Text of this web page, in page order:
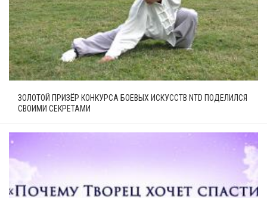
ЗОЛОТОЙ ПРИЗЁР КОНКУРСА БОЕВЫХ ИСКУССТВ NTD ПОДЕЛИЛСЯ
СВОИМИ СЕКРЕТАМИ